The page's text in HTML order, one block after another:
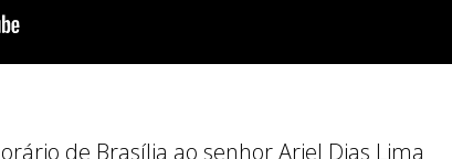
de Brasília ao senhor Ariel Dias Lima